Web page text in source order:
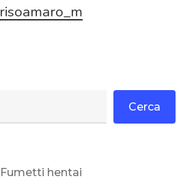
risoamaro_m
Cerca
Fumetti hentai